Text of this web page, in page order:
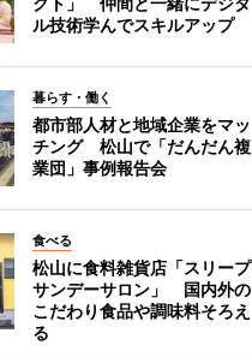
ル技術学んでスキルアップ
暮らす・働く
都市部人材と地域企業をマッ
チング 松山で「だんだん複
業団」事例報告会
食べる
松山に食料雑貨店「スリープ
サンデーサロン」 国内外の
こだわり食品や調味料そろえ
る